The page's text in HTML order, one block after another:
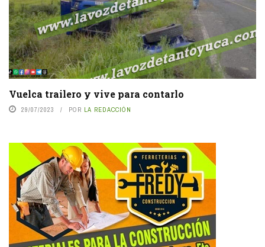
Vuelca trailero y vive para contarlo
29/07/2023 POR LA REDACCIÓN